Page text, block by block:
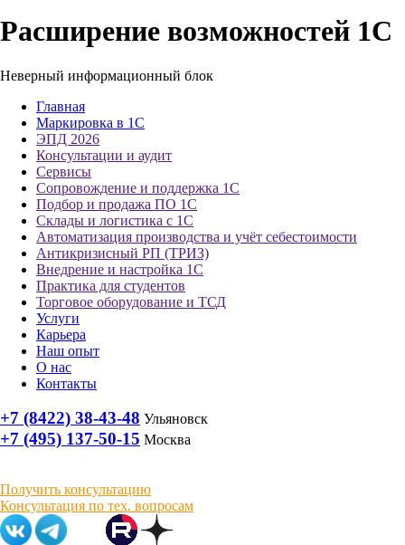
Расширение возможностей 1С
Неверный информационный блок
Главная
Маркировка в 1С
ЭПД 2026
Консультации и аудит
Сервисы
Сопровождение и поддержка 1С
Подбор и продажа ПО 1С
Склады и логистика с 1С
Автоматизация производства и учёт себестоимости
Антикризисный РП (ТРИЗ)
Внедрение и настройка 1С
Практика для студентов
Торговое оборудование и ТСД
Услуги
Карьера
Наш опыт
О нас
Контакты
+7 (8422) 38-43-48 Ульяновск
+7 (495) 137-50-15 Москва
Получить консультацию
Консультация по тех. вопросам